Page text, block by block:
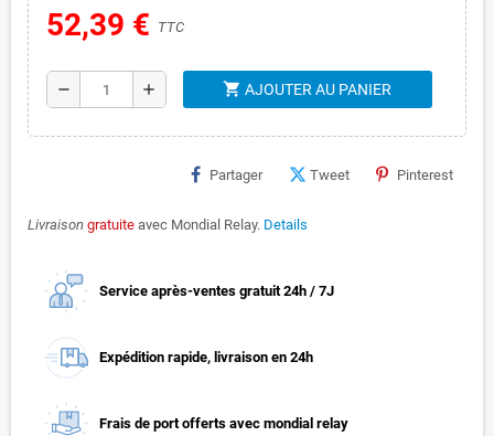
52,39 € TTC
remove add shopping_cart AJOUTER AU PANIER
Partager Tweet Pinterest
Livraison gratuite avec Mondial Relay. Details
Service après-ventes gratuit 24h / 7J
Expédition rapide, livraison en 24h
Frais de port offerts avec mondial relay